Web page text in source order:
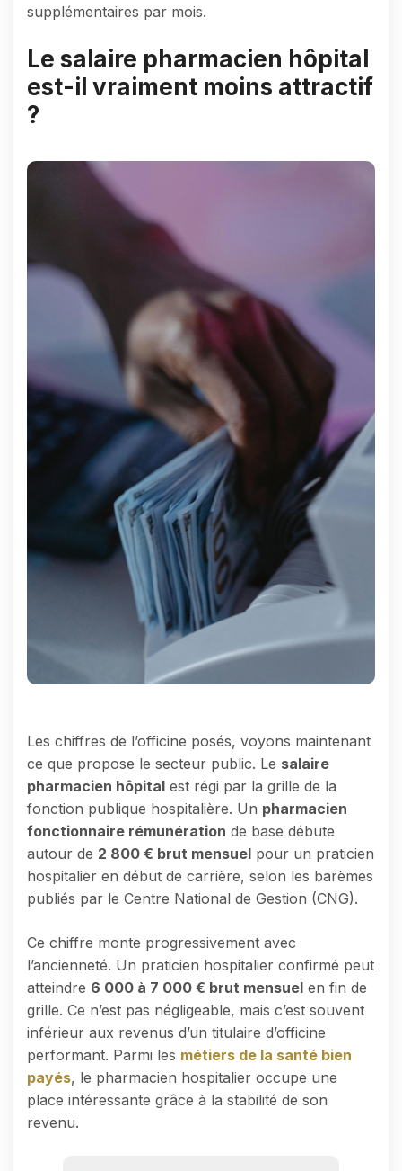
supplémentaires par mois.
Le salaire pharmacien hôpital
est-il vraiment moins attractif
?
Les chiffres de l’officine posés, voyons maintenant
ce que propose le secteur public. Le salaire
pharmacien hôpital est régi par la grille de la
fonction publique hospitalière. Un pharmacien
fonctionnaire rémunération de base débute
autour de 2 800 € brut mensuel pour un praticien
hospitalier en début de carrière, selon les barèmes
publiés par le Centre National de Gestion (CNG).
Ce chiffre monte progressivement avec
l’ancienneté. Un praticien hospitalier confirmé peut
atteindre 6 000 à 7 000 € brut mensuel en fin de
grille. Ce n’est pas négligeable, mais c’est souvent
inférieur aux revenus d’un titulaire d’officine
performant. Parmi les métiers de la santé bien
payés, le pharmacien hospitalier occupe une
place intéressante grâce à la stabilité de son
revenu.